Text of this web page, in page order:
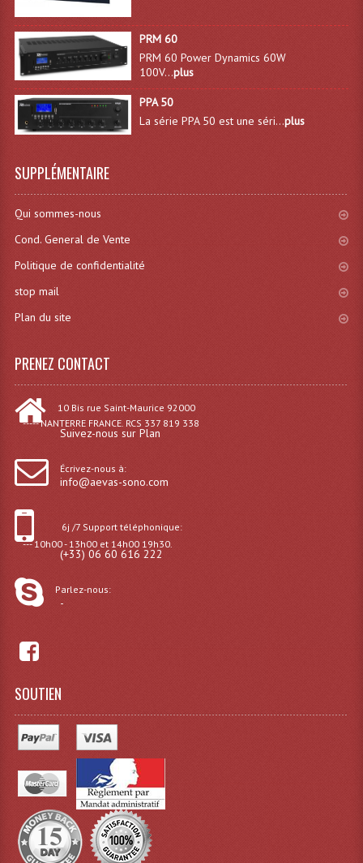
PRM 60
PRM 60 Power Dynamics 60W
100V...plus
PPA 50
La série PPA 50 est une séri...plus
SUPPLÉMENTAIRE
Qui sommes-nous
Cond. General de Vente
Politique de confidentialité
stop mail
Plan du site
PRENEZ CONTACT
10 Bis rue Saint-Maurice 92000
----- NANTERRE FRANCE. RCS 337 819 338
Suivez-nous sur Plan
Écrivez-nous à:
info@aevas-sono.com
6j /7 Support téléphonique:
--- 10h00 - 13h00 et 14h00 19h30.
(+33) 06 60 616 222
Parlez-nous:
-
SOUTIEN